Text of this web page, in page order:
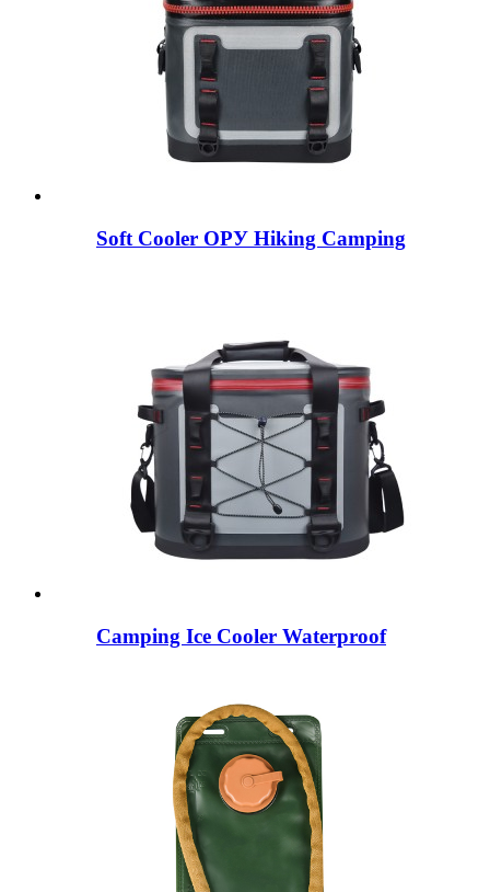
Soft Cooler ОРУ Hiking Camping
Camping Ice Cooler Waterproof